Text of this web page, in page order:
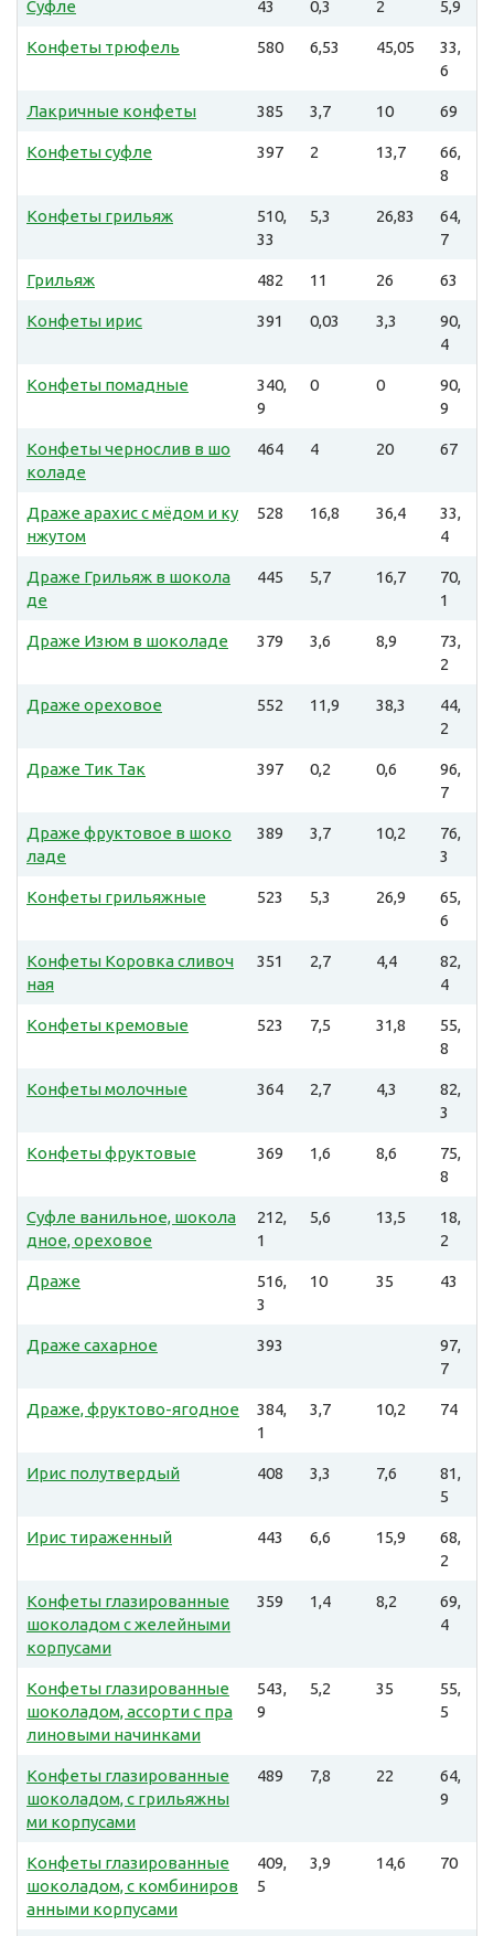
Суфле 43 0,3 2 5,9
Конфеты трюфель 580 6,53 45,05
33,
6
Лакричные конфеты 385 3,7 10 69
Конфеты суфле 397 2 13,7
66,
8
Конфеты грильяж
510,
33
5,3 26,83
64,
7
Грильяж 482 11 26 63
Конфеты ирис 391 0,03 3,3
90,
4
Конфеты помадные
340,
9
0 0
90,
9
Конфеты чернослив в шо
коладе
464 4 20 67
Драже арахис с мёдом и ку
нжутом
528 16,8 36,4
33,
4
Драже Грильяж в шокола
де
445 5,7 16,7
70,
1
Драже Изюм в шоколаде 379 3,6 8,9
73,
2
Драже ореховое 552 11,9 38,3
44,
2
Драже Тик Так 397 0,2 0,6
96,
7
Драже фруктовое в шоко
ладе
389 3,7 10,2
76,
3
Конфеты грильяжные 523 5,3 26,9
65,
6
Конфеты Коровка сливоч
ная
351 2,7 4,4
82,
4
Конфеты кремовые 523 7,5 31,8
55,
8
Конфеты молочные 364 2,7 4,3
82,
3
Конфеты фруктовые 369 1,6 8,6
75,
8
Суфле ванильное, шокола
дное, ореховое
212,
1
5,6 13,5
18,
2
Драже
516,
3
10 35 43
Драже сахарное 393
97,
7
Драже, фруктово-ягодное
384,
1
3,7 10,2 74
Ирис полутвердый 408 3,3 7,6
81,
5
Ирис тираженный 443 6,6 15,9
68,
2
Конфеты глазированные
шоколадом с желейными
корпусами
359 1,4 8,2
69,
4
Конфеты глазированные
шоколадом, ассорти с пра
линовыми начинками
543,
9
5,2 35
55,
5
Конфеты глазированные
шоколадом, с грильяжны
ми корпусами
489 7,8 22
64,
9
Конфеты глазированные
шоколадом, с комбиниров
анными корпусами
409,
5
3,9 14,6 70